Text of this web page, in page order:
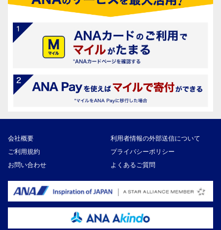
会社概要
利用者情報の外部送信について
ご利用規約
プライバシーポリシー
お問い合わせ
よくあるご質問